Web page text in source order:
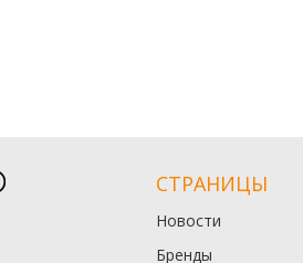
СТРАНИЦЫ
Новости
Бренды